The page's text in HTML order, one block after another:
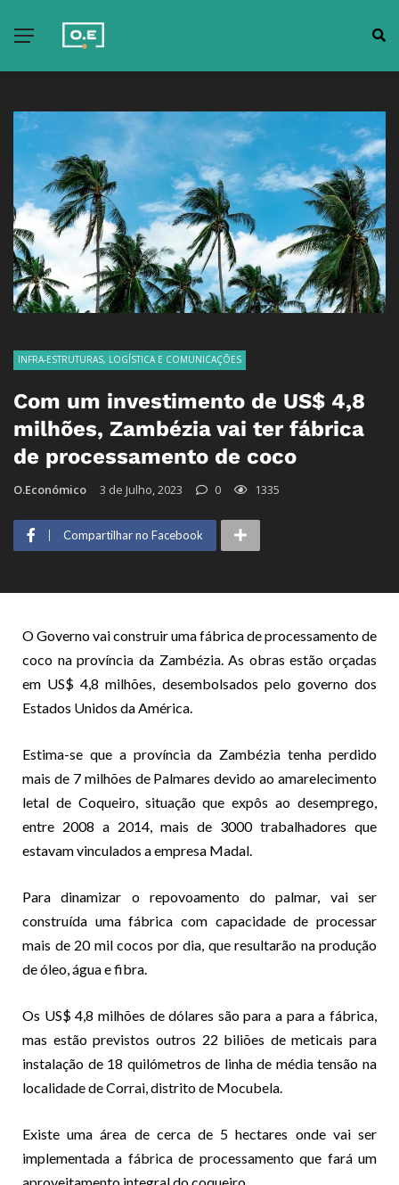
INFRA-ESTRUTURAS, LOGÍSTICA E COMUNICAÇÕES
Com um investimento de US$ 4,8
milhões, Zambézia vai ter fábrica
de processamento de coco
O.Económico 3 de Julho, 2023 0 1335
Compartilhar no Facebook
O Governo vai construir uma fábrica de processamento de
coco na província da Zambézia. As obras estão orçadas
em US$ 4,8 milhões, desembolsados pelo governo dos
Estados Unidos da América.
Estima-se que a província da Zambézia tenha perdido
mais de 7 milhões de Palmares devido ao amarelecimento
letal de Coqueiro, situação que expôs ao desemprego,
entre 2008 a 2014, mais de 3000 trabalhadores que
estavam vinculados a empresa Madal.
Para dinamizar o repovoamento do palmar, vai ser
construída uma fábrica com capacidade de processar
mais de 20 mil cocos por dia, que resultarão na produção
de óleo, água e fibra.
Os US$ 4,8 milhões de dólares são para a para a fábrica,
mas estão previstos outros 22 biliões de meticais para
instalação de 18 quilómetros de linha de média tensão na
localidade de Corrai, distrito de Mocubela.
Existe uma área de cerca de 5 hectares onde vai ser
implementada a fábrica de processamento que fará um